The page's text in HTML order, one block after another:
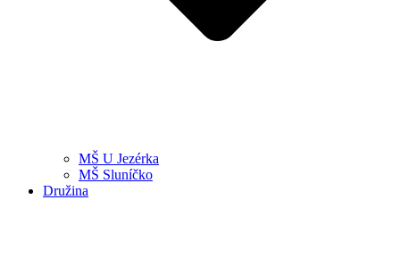
MŠ U Jezérka
MŠ Sluníčko
Družina